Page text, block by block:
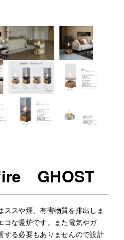
GHOST
スや煙、有害物質を排出しま
コな暖炉です。また電気やガ
する必要もありませんので設計